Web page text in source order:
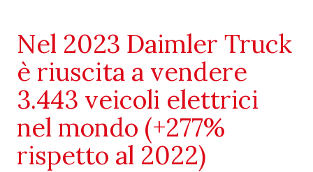
Nel 2023 Daimler Truck
è riuscita a vendere
3.443 veicoli elettrici
nel mondo (+277%
rispetto al 2022)